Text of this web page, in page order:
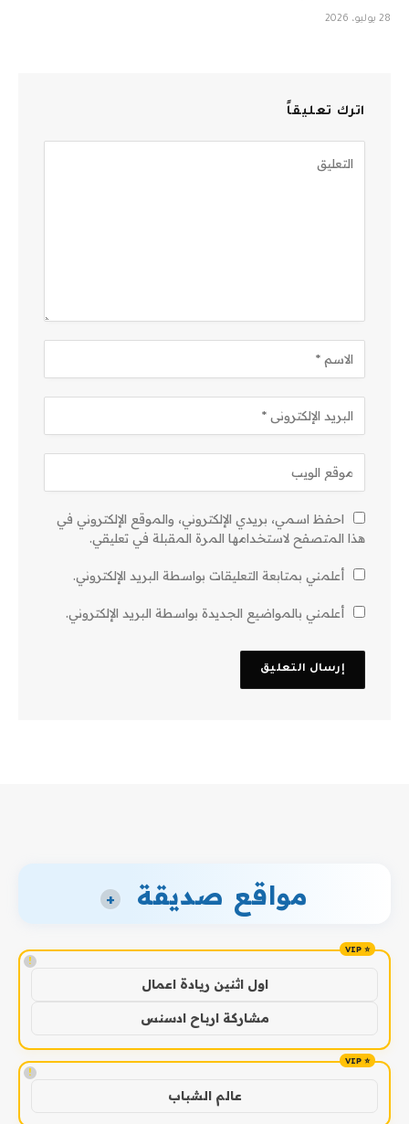
28 يوليو، 2026
اترك تعليقاً
احفظ اسمي، بريدي الإلكتروني، والموقع الإلكتروني في
هذا المتصفح لاستخدامها المرة المقبلة في تعليقي.
أعلمني بمتابعة التعليقات بواسطة البريد الإلكتروني.
أعلمني بالمواضيع الجديدة بواسطة البريد الإلكتروني.
مواقع صديقة +
!
اول اثنين ريادة اعمال
مشاركة ارباح ادسنس
!
عالم الشباب